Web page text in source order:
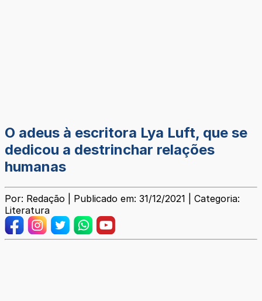
O adeus à escritora Lya Luft, que se
dedicou a destrinchar relações
humanas
Por: Redação | Publicado em: 31/12/2021 | Categoria:
Literatura